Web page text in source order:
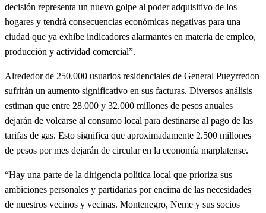
decisión representa un nuevo golpe al poder adquisitivo de los
hogares y tendrá consecuencias económicas negativas para una
ciudad que ya exhibe indicadores alarmantes en materia de empleo,
producción y actividad comercial”.
Alrededor de 250.000 usuarios residenciales de General Pueyrredon
sufrirán un aumento significativo en sus facturas. Diversos análisis
estiman que entre 28.000 y 32.000 millones de pesos anuales
dejarán de volcarse al consumo local para destinarse al pago de las
tarifas de gas. Esto significa que aproximadamente 2.500 millones
de pesos por mes dejarán de circular en la economía marplatense.
“Hay una parte de la dirigencia política local que prioriza sus
ambiciones personales y partidarias por encima de las necesidades
de nuestros vecinos y vecinas. Montenegro, Neme y sus socios